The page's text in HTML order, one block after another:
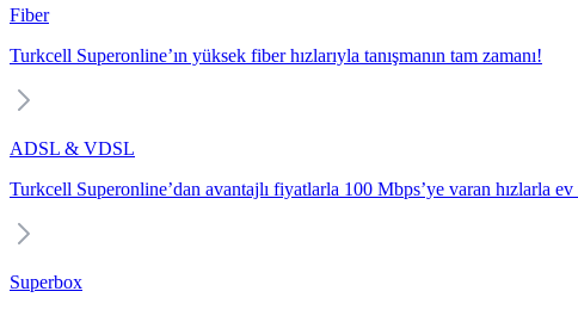
Fiber
Turkcell Superonline’ın yüksek fiber hızlarıyla tanışmanın tam zamanı!
ADSL & VDSL
Turkcell Superonline’dan avantajlı fiyatlarla 100 Mbps’ye varan hızlarla ev
Superbox